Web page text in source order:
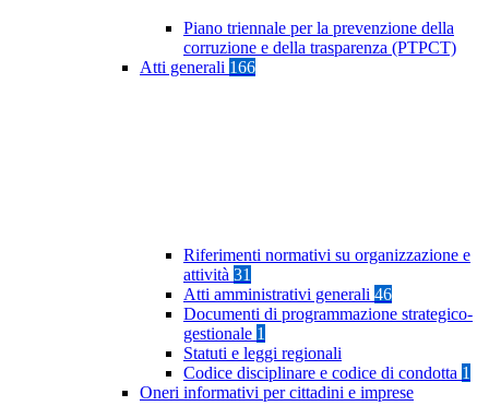
Piano triennale per la prevenzione della
corruzione e della trasparenza (PTPCT)
Atti generali 166
Riferimenti normativi su organizzazione e
attività 31
Atti amministrativi generali 46
Documenti di programmazione strategico-
gestionale 1
Statuti e leggi regionali
Codice disciplinare e codice di condotta 1
Oneri informativi per cittadini e imprese